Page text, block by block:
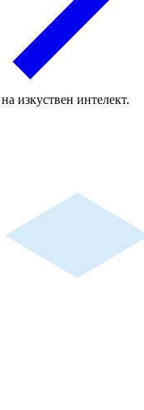
изкуствен интелект.